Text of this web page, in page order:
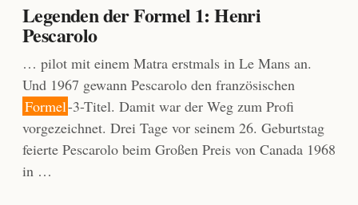
Legenden der Formel 1: Henri
Pescarolo
… pilot mit einem Matra erstmals in Le Mans an.
Und 1967 gewann Pescarolo den französischen
Formel-3-Titel. Damit war der Weg zum Profi
vorgezeichnet. Drei Tage vor seinem 26. Geburtstag
feierte Pescarolo beim Großen Preis von Canada 1968
in …